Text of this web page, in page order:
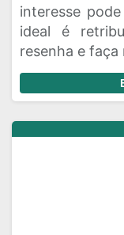
interesse
ideal é
resenha e faça